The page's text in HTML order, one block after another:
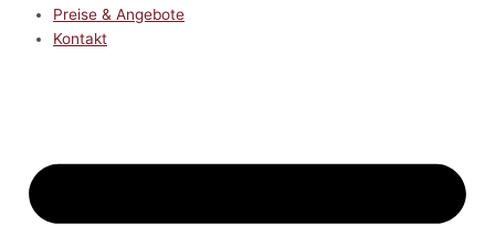
Preise & Angebote
Kontakt